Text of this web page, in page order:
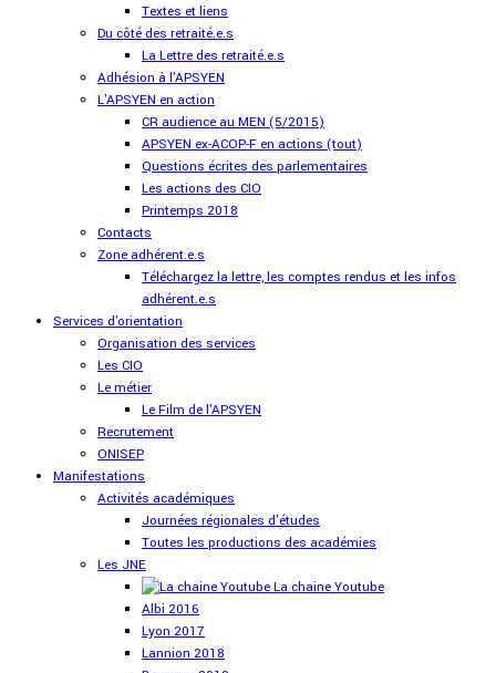
Textes et liens
Du côté des retraité.e.s
La Lettre des retraité.e.s
Adhésion à l'APSYEN
L'APSYEN en action
CR audience au MEN (5/2015)
APSYEN ex-ACOP-F en actions (tout)
Questions écrites des parlementaires
Les actions des CIO
Printemps 2018
Contacts
Zone adhérent.e.s
Téléchargez la lettre, les comptes rendus et les infos
adhérent.e.s
Services d'orientation
Organisation des services
Les CIO
Le métier
Le Film de l'APSYEN
Recrutement
ONISEP
Manifestations
Activités académiques
Journées régionales d'études
Toutes les productions des académies
Les JNE
La chaine Youtube
Albi 2016
Lyon 2017
Lannion 2018